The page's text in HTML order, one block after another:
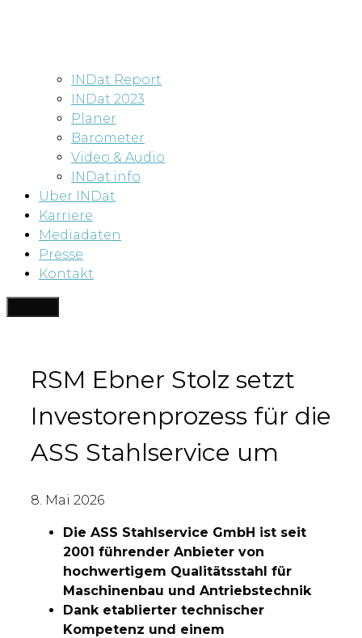
INDat Report
INDat 2023
Planer
Barometer
Video & Audio
INDat.info
Über INDat
Karriere
Mediadaten
Presse
Kontakt
RSM Ebner Stolz setzt
Investorenprozess für die
ASS Stahlservice um
8. Mai 2026
Die ASS Stahlservice GmbH ist seit
2001 führender Anbieter von
hochwertigem Qualitätsstahl für
Maschinenbau und Antriebstechnik
Dank etablierter technischer
Kompetenz und einem